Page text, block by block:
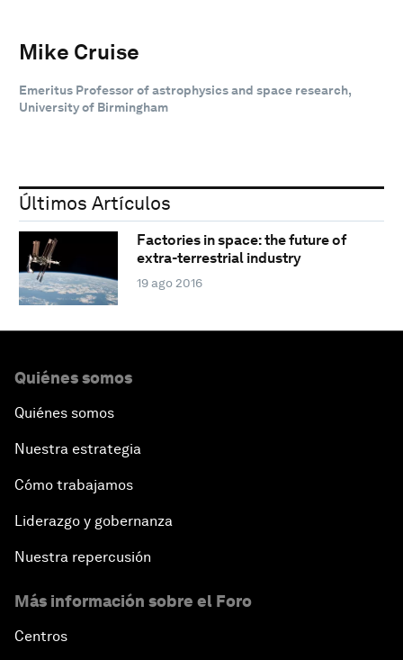
Mike Cruise
Emeritus Professor of astrophysics and space research,
University of Birmingham
Últimos Artículos
Factories in space: the future of
extra-terrestrial industry
19 ago 2016
Quiénes somos
Quiénes somos
Nuestra estrategia
Cómo trabajamos
Liderazgo y gobernanza
Nuestra repercusión
Más información sobre el Foro
Centros